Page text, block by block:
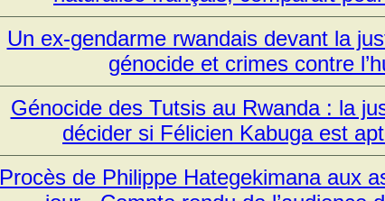
Un ex-gendarme rwandais devant la
génocide et crimes contre
Génocide des Tutsis au Rwanda : la
décider si Félicien Kabuga est
Procès de Philippe Hategekimana aux